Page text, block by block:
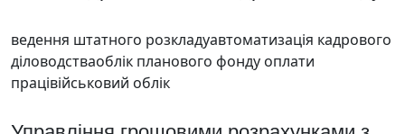
ведення штатного розкладуавтоматизація кадрового
діловодстваоблік планового фонду оплати
працівійськовий облік